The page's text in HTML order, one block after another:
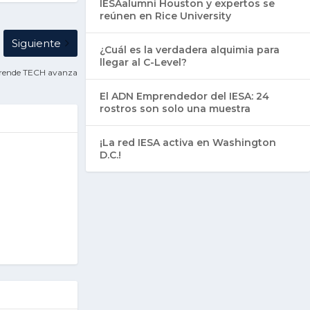
Siguiente
TECH avanza
IESAalumni Houston y expertos se
reúnen en Rice University
¿Cuál es la verdadera alquimia para
llegar al C-Level?
El ADN Emprendedor del IESA: 24
rostros son solo una muestra
¡La red IESA activa en Washington
D.C.!